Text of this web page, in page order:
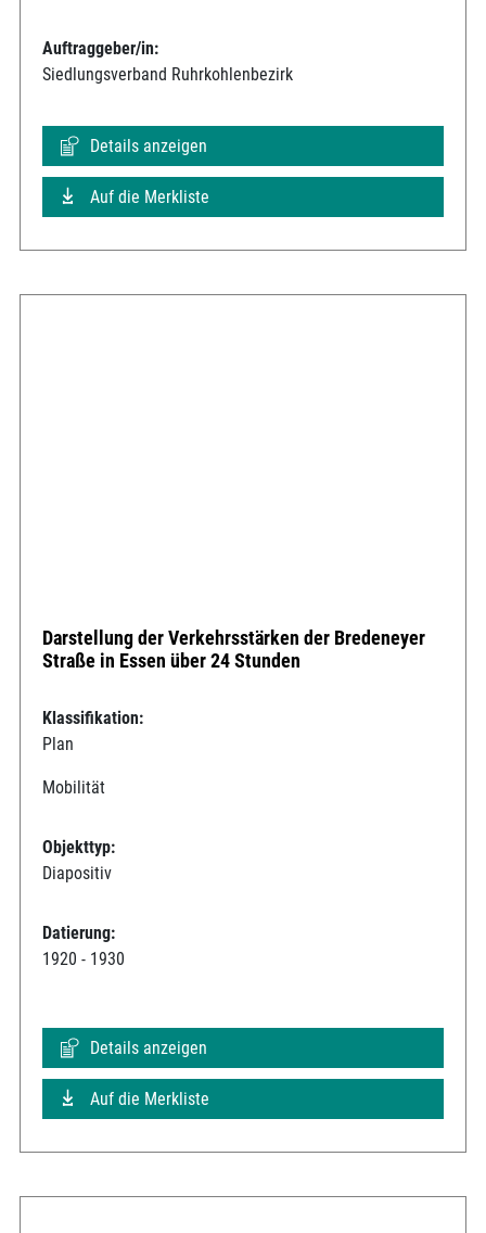
Auftraggeber/in:
Siedlungsverband Ruhrkohlenbezirk
Details anzeigen
Auf die Merkliste
Darstellung der Verkehrsstärken der Bredeneyer
Straße in Essen über 24 Stunden
Klassifikation:
Plan
Mobilität
Objekttyp:
Diapositiv
Datierung:
1920 - 1930
Details anzeigen
Auf die Merkliste